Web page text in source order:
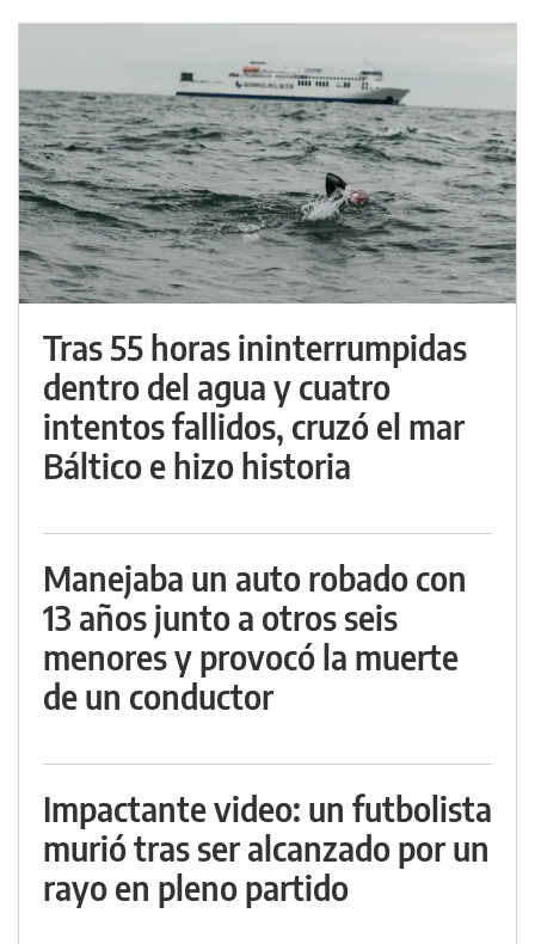
Tras 55 horas ininterrumpidas
dentro del agua y cuatro
intentos fallidos, cruzó el mar
Báltico e hizo historia
Manejaba un auto robado con
13 años junto a otros seis
menores y provocó la muerte
de un conductor
Impactante video: un futbolista
murió tras ser alcanzado por un
rayo en pleno partido